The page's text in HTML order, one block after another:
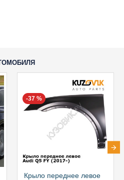
-37 %
Крыло переднее левое